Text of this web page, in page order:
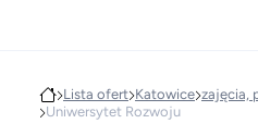
Lista ofert Katowice zajęcia,
Uniwersytet Rozwoju